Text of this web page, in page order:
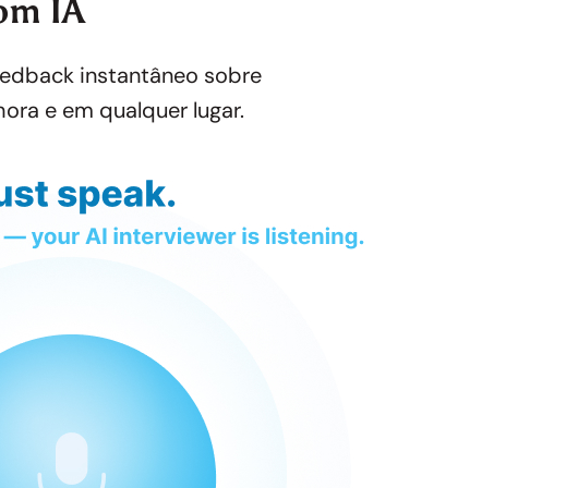
IA
instantâneo sobre
e em qualquer lugar.